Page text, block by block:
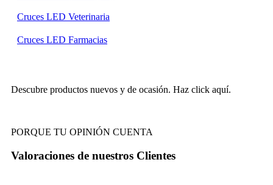
Cruces LED Veterinaria
Cruces LED Farmacias
Descubre productos nuevos y de ocasión. Haz click aquí.
PORQUE TU OPINIÓN CUENTA
Valoraciones de nuestros Clientes